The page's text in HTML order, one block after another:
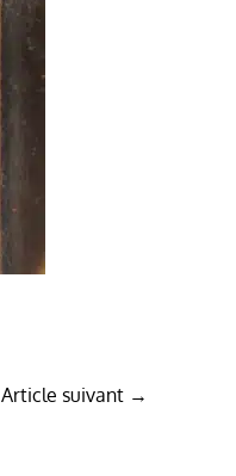
Article suivant →